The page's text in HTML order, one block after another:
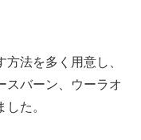
法を多く用意し、
スバーン、ウーラオ
た。